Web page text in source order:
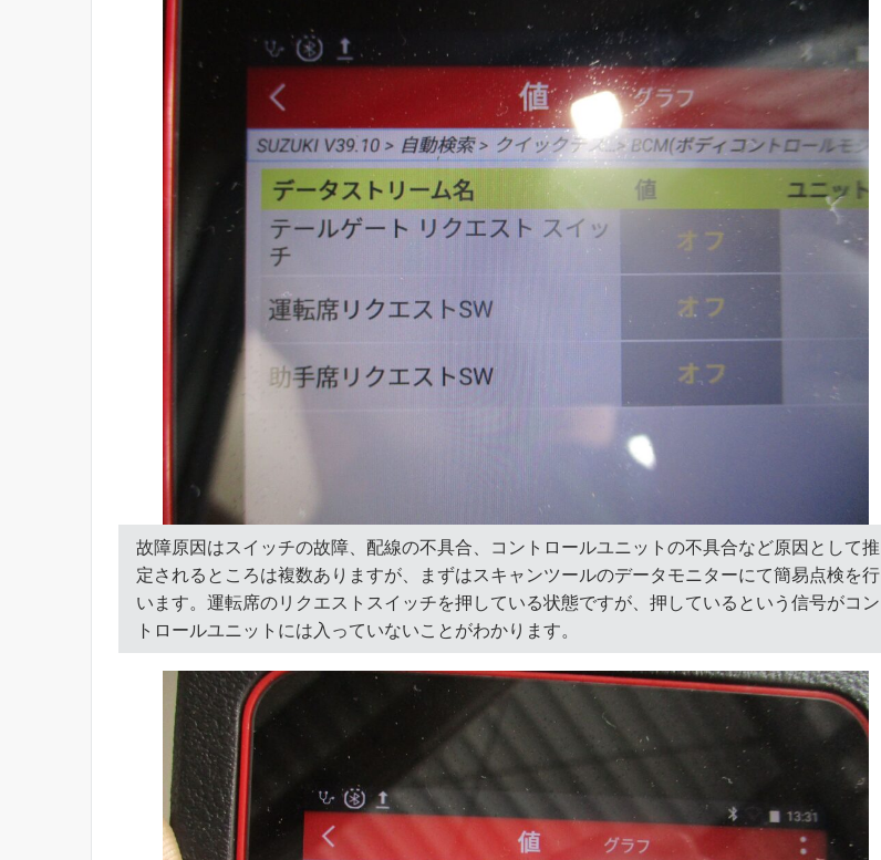
故障原因はスイッチの故障、配線の不具合、コントロールユニットの不具合など原因として推
定されるところは複数ありますが、まずはスキャンツールのデータモニターにて簡易点検を行
います。運転席のリクエストスイッチを押している状態ですが、押しているという信号がコン
トロールユニットには入っていないことがわかります。